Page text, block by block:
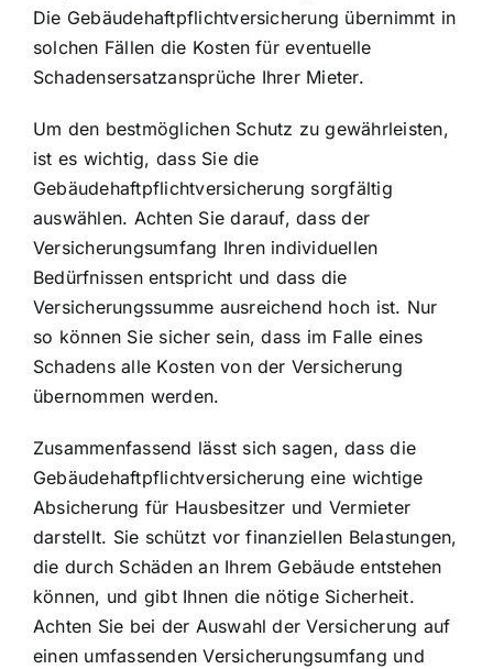
Die Gebäudehaftpflichtversicherung übernimmt in
solchen Fällen die Kosten für eventuelle
Schadensersatzansprüche Ihrer Mieter.
Um den bestmöglichen Schutz zu gewährleisten,
ist es wichtig, dass Sie die
Gebäudehaftpflichtversicherung sorgfältig
auswählen. Achten Sie darauf, dass der
Versicherungsumfang Ihren individuellen
Bedürfnissen entspricht und dass die
Versicherungssumme ausreichend hoch ist. Nur
so können Sie sicher sein, dass im Falle eines
Schadens alle Kosten von der Versicherung
übernommen werden.
Zusammenfassend lässt sich sagen, dass die
Gebäudehaftpflichtversicherung eine wichtige
Absicherung für Hausbesitzer und Vermieter
darstellt. Sie schützt vor finanziellen Belastungen,
die durch Schäden an Ihrem Gebäude entstehen
können, und gibt Ihnen die nötige Sicherheit.
Achten Sie bei der Auswahl der Versicherung auf
einen umfassenden Versicherungsumfang und